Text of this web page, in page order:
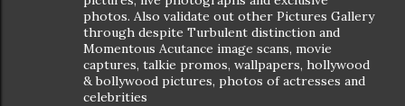
photos. Also validate out other Pictures Gallery
through despite Turbulent distinction and
Momentous Acutance image scans, movie
captures, talkie promos, wallpapers, hollywood
& bollywood pictures, photos of actresses and
celebrities